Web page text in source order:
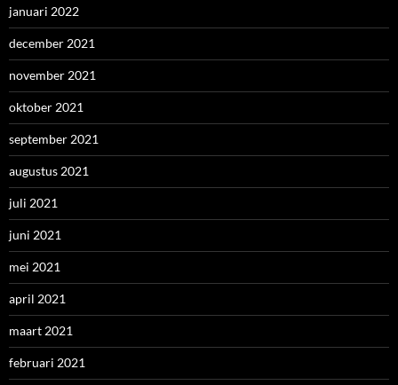
januari 2022
december 2021
november 2021
oktober 2021
september 2021
augustus 2021
juli 2021
juni 2021
mei 2021
april 2021
maart 2021
februari 2021